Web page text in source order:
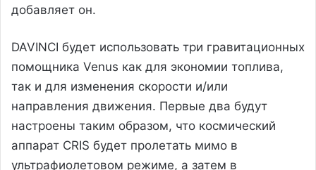
добавляет он.
DAVINCI будет использовать три гравитационных
помощника Venus как для экономии топлива,
так и для изменения скорости и/или
направления движения. Первые два будут
настроены таким образом, что космический
аппарат CRIS будет пролетать мимо в
ультрафиолетовом режиме, а затем в